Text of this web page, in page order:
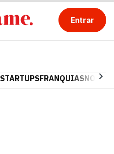
Entrar
STARTUPSFRANQUIAS